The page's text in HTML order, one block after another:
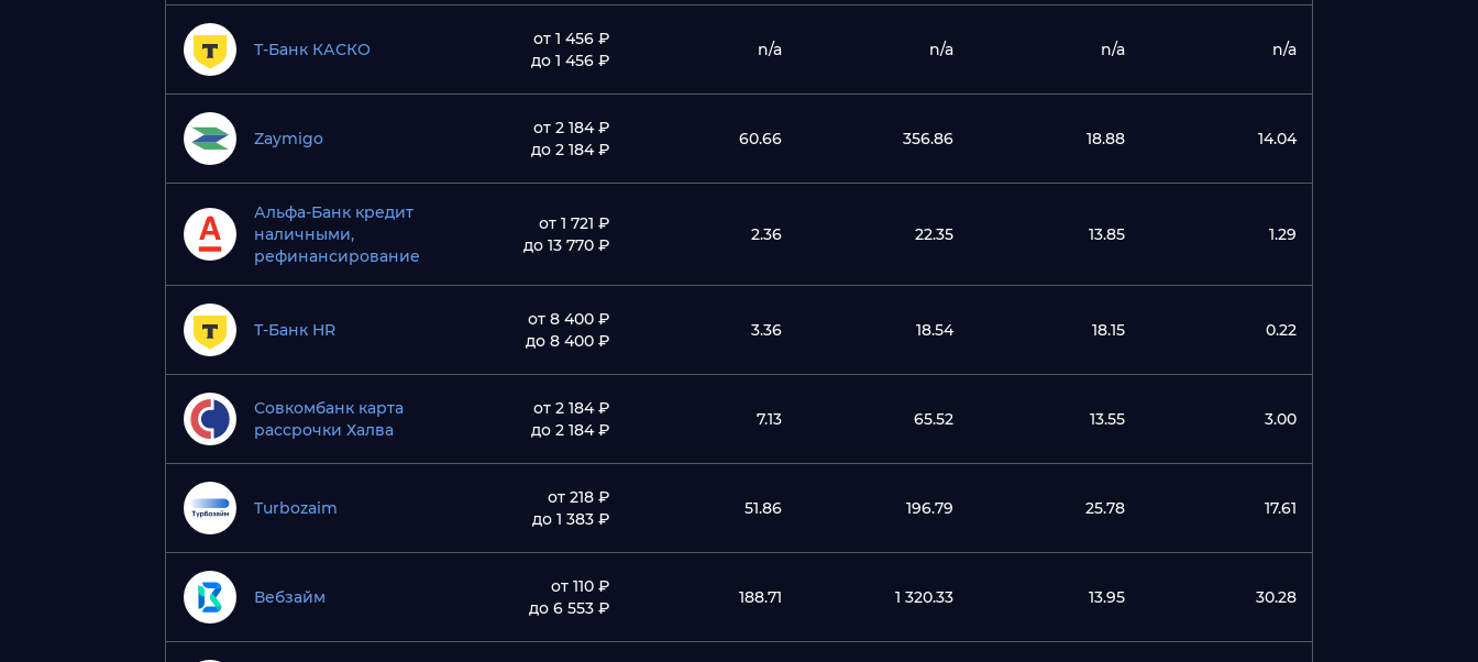
Т-Банк КАСКО n/a n/a n/a n/a
от 1 456 ₽
до 1 456 ₽
Zaymigo 60.66 356.86 18.88 14.04
от 2 184 ₽
до 2 184 ₽
Альфа-Банк кредит
наличными,
рефинансирование
2.36 22.35 13.85 1.29
от 1 721 ₽
до 13 770 ₽
Т-Банк HR 3.36 18.54 18.15 0.22
от 8 400 ₽
до 8 400 ₽
Совкомбанк карта
рассрочки Халва
7.13 65.52 13.55 3.00
от 2 184 ₽
до 2 184 ₽
Turbozaim 51.86 196.79 25.78 17.61
от 218 ₽
до 1 383 ₽
Вебзайм 188.71 1 320.33 13.95 30.28
от 110 ₽
до 6 553 ₽